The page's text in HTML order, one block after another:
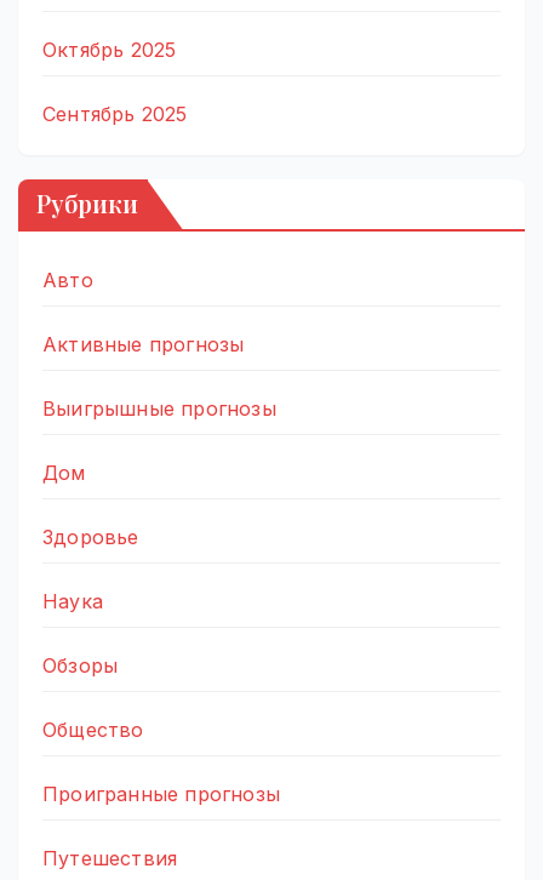
Октябрь 2025
Сентябрь 2025
Рубрики
Авто
Активные прогнозы
Выигрышные прогнозы
Дом
Здоровье
Наука
Обзоры
Общество
Проигранные прогнозы
Путешествия